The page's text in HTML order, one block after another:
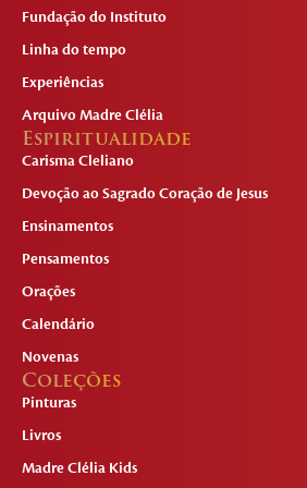
Fundação do Instituto
Linha do tempo
Experiências
Arquivo Madre Clélia
Espiritualidade
Carisma Cleliano
Devoção ao Sagrado Coração de Jesus
Ensinamentos
Pensamentos
Orações
Calendário
Novenas
Coleções
Pinturas
Livros
Madre Clélia Kids